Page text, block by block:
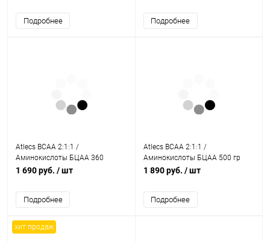
Подробнее Подробнее
Atlecs BCAA 2:1:1 /
Аминокислоты БЦАА 360
капсул
1 690 руб. / шт
Подробнее
Atlecs BCAA 2:1:1 /
Аминокислоты БЦАА 500 гр
1 890 руб. / шт
Подробнее
хит продаж